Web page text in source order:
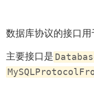
数据库协议的接口
主要接口是